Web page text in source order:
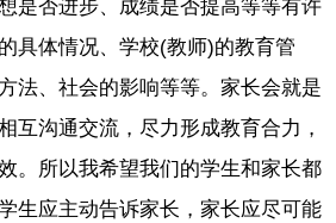
是否进步、成绩是否提高等等有许
具体情况、学校(教师)的教育管
法、社会的影响等等。家长会就是
互沟通交流，尽力形成教育合力，
。所以我希望我们的学生和家长都
生应主动告诉家长，家长应尽可能